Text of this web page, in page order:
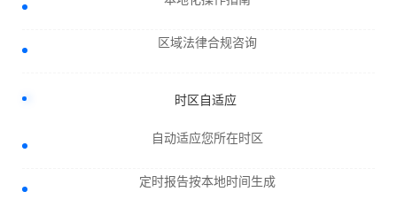
区域法律合规咨询
时区自适应
自动适应您所在时区
定时报告按本地时间生成